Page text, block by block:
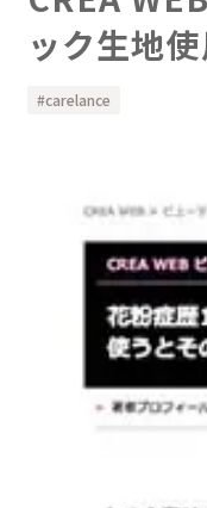
ック生地
carelance